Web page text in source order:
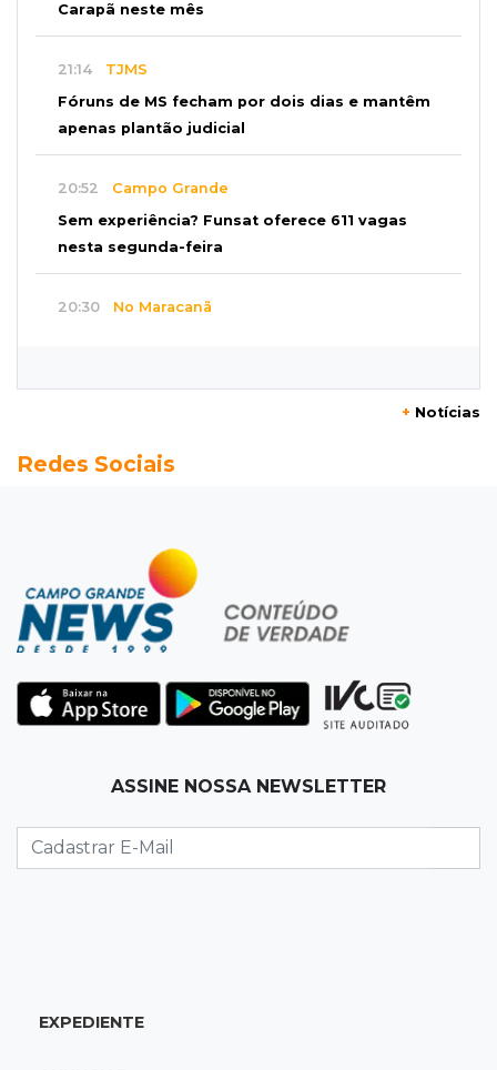
Carapã neste mês
21:14 TJMS
Fóruns de MS fecham por dois dias e mantêm
apenas plantão judicial
20:52 Campo Grande
Sem experiência? Funsat oferece 611 vagas
nesta segunda-feira
20:30 No Maracanã
Seleções em MS têm salários de até R$ 8,2 mil;
Jardim Itatiaia
Vigia é amarrado durante roubo de carro e
dois caminhões em pátio
Corinthians vence Bragantino por 2 a 0 e sobe
para 7º no Brasileirão
Na Vila Belmiro
lugar no Brasileirão
18:33Em 2022
+ Notícias
Redes Sociais
ASSINE NOSSA NEWSLETTER
EXPEDIENTE